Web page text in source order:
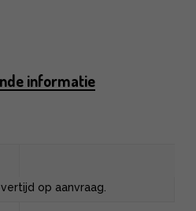
informatie
op aanvraag.